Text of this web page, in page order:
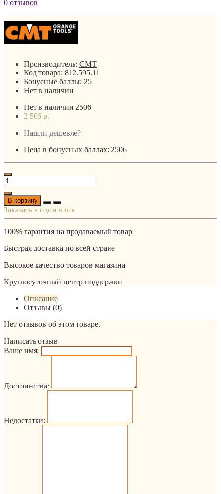
0 отзывов
Производитель: CMT
Код товара: 812.595.11
Бонусные баллы: 25
Нет в наличии
Нет в наличии 2506
2 506 р.
Нашли дешевле?
Цена в бонусных баллах: 2506
В корзину
Заказать в один клик
100% гарантия на продаваемый товар
Быстрая доставка по всей стране
Высокое качество товаров магазина
Круглосуточный центр поддержки
Описание
Отзывы (0)
Нет отзывов об этом товаре.
Написать отзыв
Ваше имя:
Достоинства:
Недостатки: